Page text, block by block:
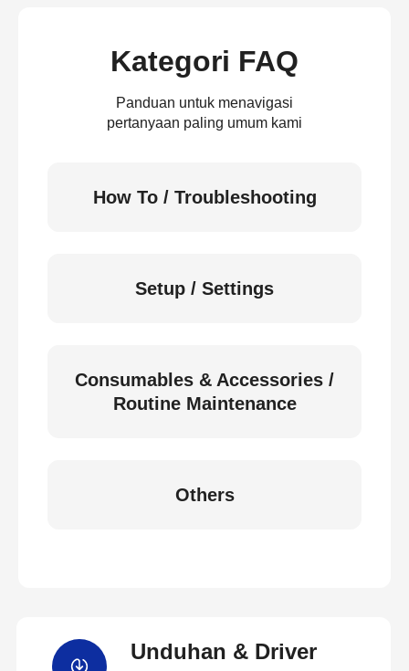
Kategori FAQ
Panduan untuk menavigasi
pertanyaan paling umum kami
How To / Troubleshooting
Setup / Settings
Consumables & Accessories /
Routine Maintenance
Others
Unduhan & Driver